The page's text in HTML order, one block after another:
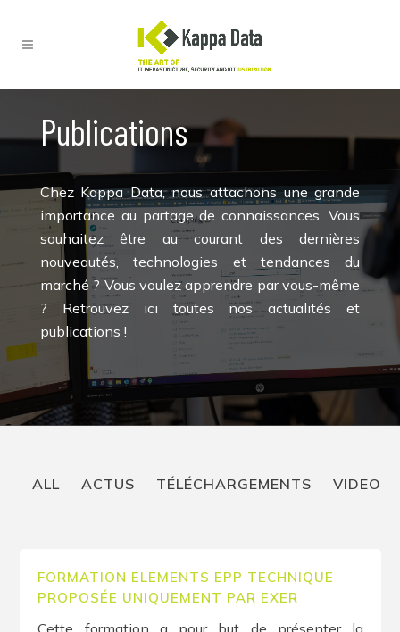
Publications
Chez Kappa Data, nous attachons une grande
importance au partage de connaissances. Vous
souhaitez être au courant des dernières
nouveautés, technologies et tendances du
marché ? Vous voulez apprendre par vous-même
? Retrouvez ici toutes nos actualités et
publications !
ALL ACTUS TÉLÉCHARGEMENTS VIDEO
FORMATION ELEMENTS EPP TECHNIQUE
PROPOSÉE UNIQUEMENT PAR EXER
Cette formation a pour but de présenter la